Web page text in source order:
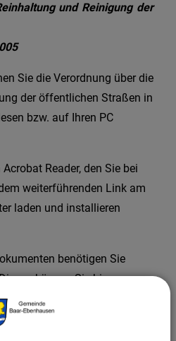
und Reinigung der
Sie die Verordnung über die
der öffentlichen Straßen in
bzw. auf Ihren PC
Reader, den Sie bei
weiterführenden Link am
laden und installieren
benötigen Sie
können Sie hier
kostenlosen Download